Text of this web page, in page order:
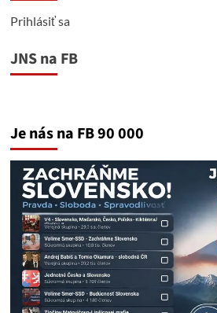
Prihlásiť sa
JNS na FB
Je nás na FB 90 000